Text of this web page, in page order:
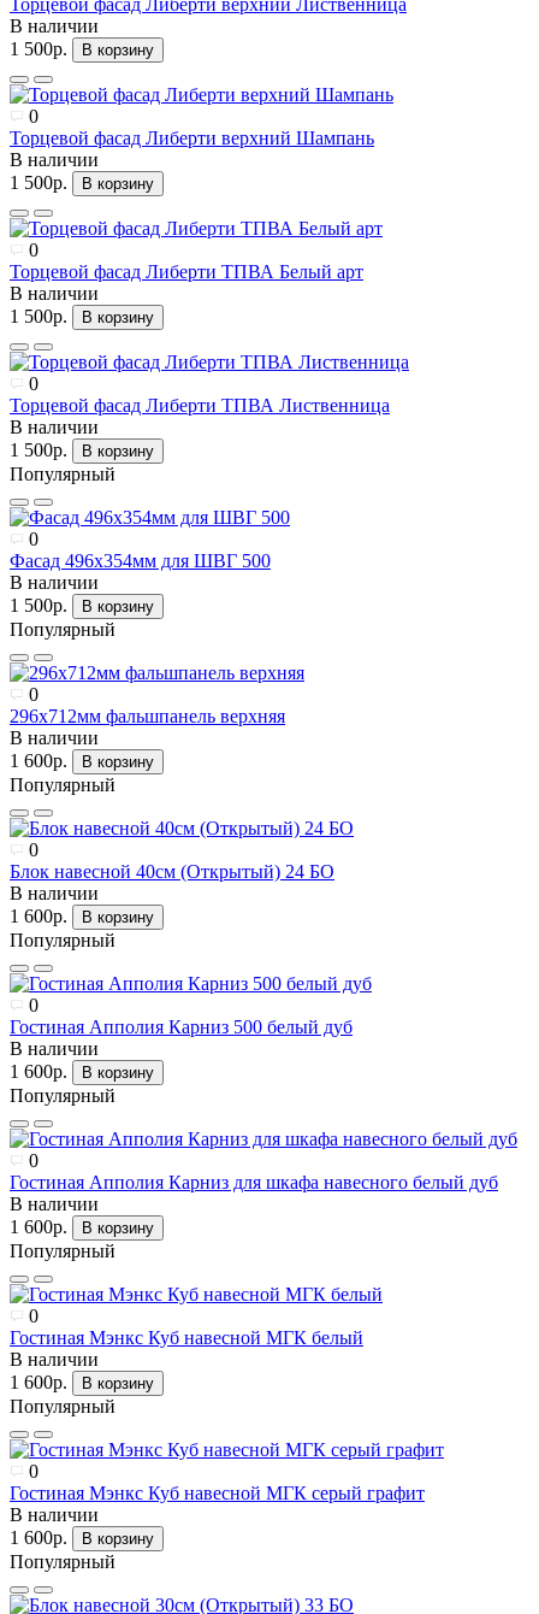
В наличии
1 500р.
В корзину
0
Торцевой фасад Либерти верхний Шампань
В наличии
1 500р.
В корзину
0
Торцевой фасад Либерти ТПВА Белый арт
В наличии
1 500р.
В корзину
0
Торцевой фасад Либерти ТПВА Лиственница
В наличии
1 500р.
В корзину
Популярный
0
Фасад 496х354мм для ШВГ 500
В наличии
1 500р.
В корзину
Популярный
0
296х712мм фальшпанель верхняя
В наличии
1 600р.
В корзину
Популярный
0
Блок навесной 40см (Открытый) 24 БО
В наличии
1 600р.
В корзину
Популярный
0
Гостиная Апполия Карниз 500 белый дуб
В наличии
1 600р.
В корзину
Популярный
0
Гостиная Апполия Карниз для шкафа навесного белый дуб
В наличии
1 600р.
В корзину
Популярный
0
Гостиная Мэнкс Куб навесной МГК белый
В наличии
1 600р.
В корзину
Популярный
0
Гостиная Мэнкс Куб навесной МГК серый графит
В наличии
1 600р.
В корзину
Популярный